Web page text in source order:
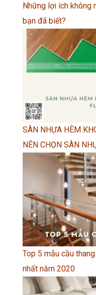
Những lợi ích không
bạn đã biết?
SÀN NHỰA HÈM
NÊN CHỌN SÀN
Top 5 mẫu cầu
nhất năm 2020